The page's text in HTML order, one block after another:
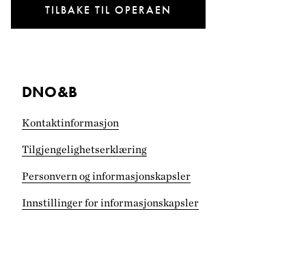
TILBAKE TIL OPERAEN
DNO&B
Kontaktinformasjon
Tilgjengelighets­erklæring
Personvern og informasjonskapsler
Innstillinger for informasjonskapsler